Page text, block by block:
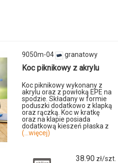
9050m-04 granatowy
Koc piknikowy z akrylu
Koc piknikowy wykonany z
akrylu oraz z powłoką EPE na
spodzie. Składany w formie
poduszki dodatkowo z klapką
oraz rączką. Koc w kratkę
oraz na klapie posiada
dodatkową kieszeń płaska z
(...więcej)
38.90 zł/szt.